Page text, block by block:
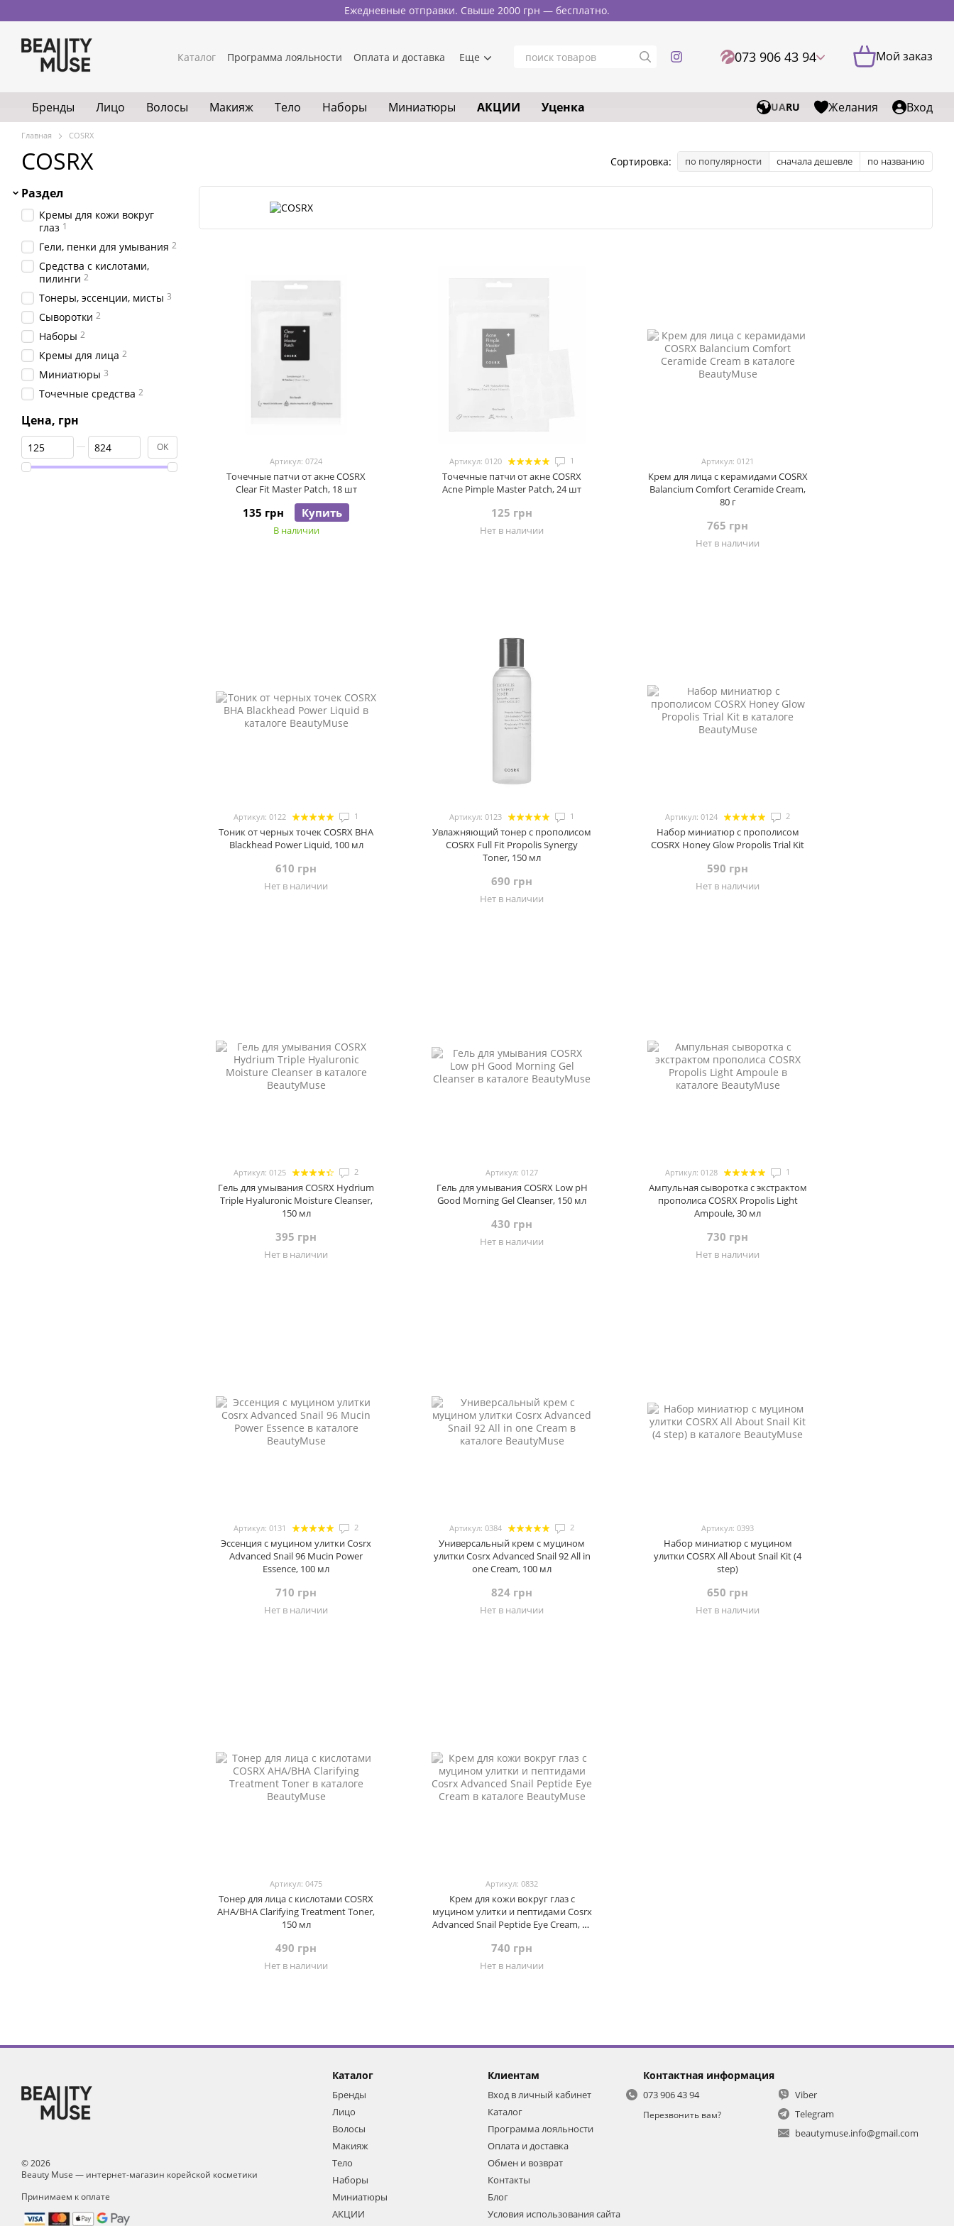
Ежедневные отправки. Свыше 2000 грн — бесплатно.
Каталог Программа лояльности Оплата и доставка Еще 073 906 43 94 Мой заказ
Бренды Лицо Волосы Макияж Тело Наборы Миниатюры АКЦИИ Уценка UARU Желания Вход
Главная COSRX
COSRX Сортировка: по популярности сначала дешевле по названию
Артикул: 0724
Точечные патчи от акне COSRX
Clear Fit Master Patch, 18 шт
135 грн Купить
В наличии
Артикул: 0120 1
Точечные патчи от акне COSRX
Acne Pimple Master Patch, 24 шт
125 грн
Нет в наличии
Артикул: 0121
Крем для лица с керамидами COSRX
Balancium Comfort Ceramide Cream,
80 г
765 грн
Нет в наличии
Артикул: 0122 1
Тоник от черных точек COSRX BHA
Blackhead Power Liquid, 100 мл
610 грн
Нет в наличии
Артикул: 0123 1
Увлажняющий тонер с прополисом
COSRX Full Fit Propolis Synergy
Toner, 150 мл
690 грн
Нет в наличии
Артикул: 0124 2
Набор миниатюр с прополисом
COSRX Honey Glow Propolis Trial Kit
590 грн
Нет в наличии
Артикул: 0125 2
Гель для умывания COSRX Hydrium
Triple Hyaluronic Moisture Cleanser,
150 мл
395 грн
Нет в наличии
Артикул: 0127
Гель для умывания COSRX Low pH
Good Morning Gel Cleanser, 150 мл
430 грн
Нет в наличии
Артикул: 0128 1
Ампульная сыворотка с экстрактом
прополиса COSRX Propolis Light
Ampoule, 30 мл
730 грн
Нет в наличии
Артикул: 0131 2
Эссенция с муцином улитки Cosrx
Advanced Snail 96 Mucin Power
Essence, 100 мл
710 грн
Нет в наличии
Артикул: 0384 2
Универсальный крем с муцином
улитки Cosrx Advanced Snail 92 All in
one Cream, 100 мл
824 грн
Нет в наличии
Артикул: 0393
Набор миниатюр с муцином
улитки COSRX All About Snail Kit (4
step)
650 грн
Нет в наличии
Артикул: 0475
Тонер для лица с кислотами COSRX
AHA/BHA Clarifying Treatment Toner,
150 мл
490 грн
Нет в наличии
Артикул: 0832
Крем для кожи вокруг глаз с
муцином улитки и пептидами Cosrx
Advanced Snail Peptide Eye Cream, 25
740 грн
Нет в наличии
Раздел
Кремы для кожи вокруг
глаз 1
Гели, пенки для умывания 2
Средства с кислотами,
пилинги 2
Тонеры, эссенции, мисты 3
Сыворотки 2
Наборы 2
Кремы для лица 2
Миниатюры 3
Точечные средства 2
Цена, грн
От Цена, грн
До Цена, грн OK
© 2026
Beauty Muse — интернет-магазин корейской косметики
Принимаем к оплате
Каталог
Бренды
Лицо
Волосы
Макияж
Тело
Наборы
Миниатюры
АКЦИИ
Клиентам
Вход в личный кабинет
Каталог
Программа лояльности
Оплата и доставка
Обмен и возврат
Контакты
Блог
Условия использования сайта
Контактная информация
073 906 43 94
Перезвонить вам?
Viber
Telegram
beautymuse.info@gmail.com